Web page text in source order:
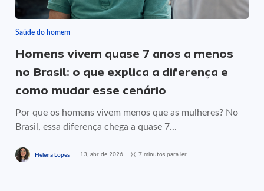
Saúde do homem
Homens vivem quase 7 anos a menos
no Brasil: o que explica a diferença e
como mudar esse cenário
Por que os homens vivem menos que as mulheres? No
Brasil, essa diferença chega a quase 7...
Helena Lopes 13, abr de 2026 7 minutos para ler